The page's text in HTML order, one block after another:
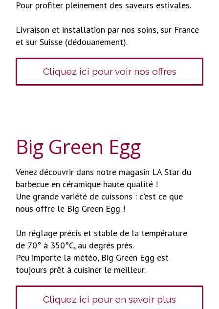
Pour profiter pleinement des saveurs estivales.
Livraison et installation par nos soins, sur France
et sur Suisse (dédouanement).
Cliquez ici pour voir nos offres
Big Green Egg
Venez découvrir dans notre magasin LA Star du
barbecue en céramique haute qualité !
Une grande variété de cuissons : c'est ce que
nous offre le Big Green Egg !
Un réglage précis et stable de la température
de 70° à 350°C, au degrés près.
Peu importe la météo, Big Green Egg est
toujours prêt à cuisiner le meilleur.
Cliquez ici pour en savoir plus